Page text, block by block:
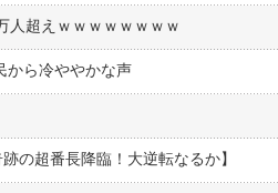
人超えｗｗｗｗｗｗｗｗ
から冷ややかな声
の超番長降臨！大逆転なるか】